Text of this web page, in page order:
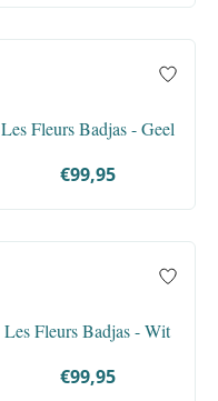
Les Fleurs Badjas - Geel
€99,95
Les Fleurs Badjas - Wit
€99,95